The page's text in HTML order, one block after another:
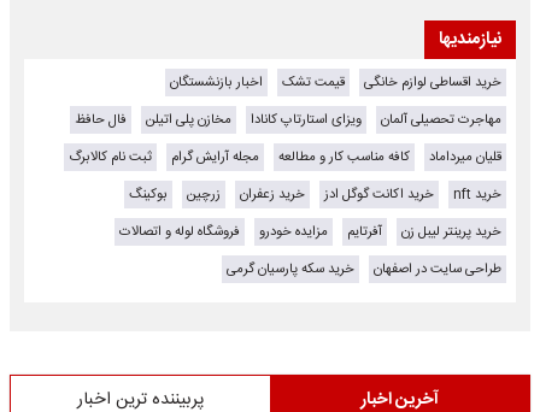
نیازمندیها
خرید اقساطی لوازم خانگی قیمت تشک
اخبار بازنشستگان
مهاجرت تحصیلی آلمان
ویزای استارتاپ کانادا مخازن پلی اتیلن
فال حافظ
قلیان میرداماد
کافه مناسب کار و مطالعه مجله آرایش گرام
ثبت نام کالابرگ
خرید nft
خرید اکانت گوگل ادز خرید زعفران زرچین
بوکینگ
خرید پرینتر لیبل زن
آفرتایم مزایده خودرو
فروشگاه لوله و اتصالات
طراحی سایت در اصفهان
خرید سکه پارسیان گرمی
آخرین اخبار پربیننده ترین اخبار